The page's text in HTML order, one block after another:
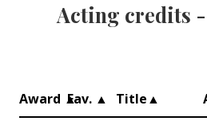
Acting credits -
Award ▲
Fav. ▲ Title▲